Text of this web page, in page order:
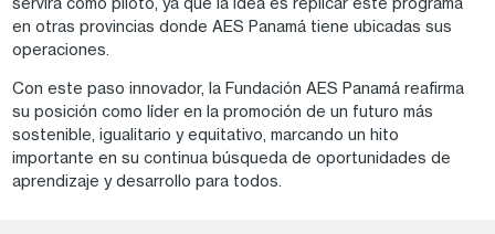
en otras provincias donde AES Panamá tiene ubicadas sus
operaciones.
Con este paso innovador, la Fundación AES Panamá reafirma
su posición como líder en la promoción de un futuro más
sostenible, igualitario y equitativo, marcando un hito
importante en su continua búsqueda de oportunidades de
aprendizaje y desarrollo para todos.